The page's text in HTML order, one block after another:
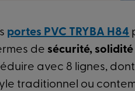
portes PVC TRYBA H84
de sécurité,
avec 8 lignes,
traditionnel ou